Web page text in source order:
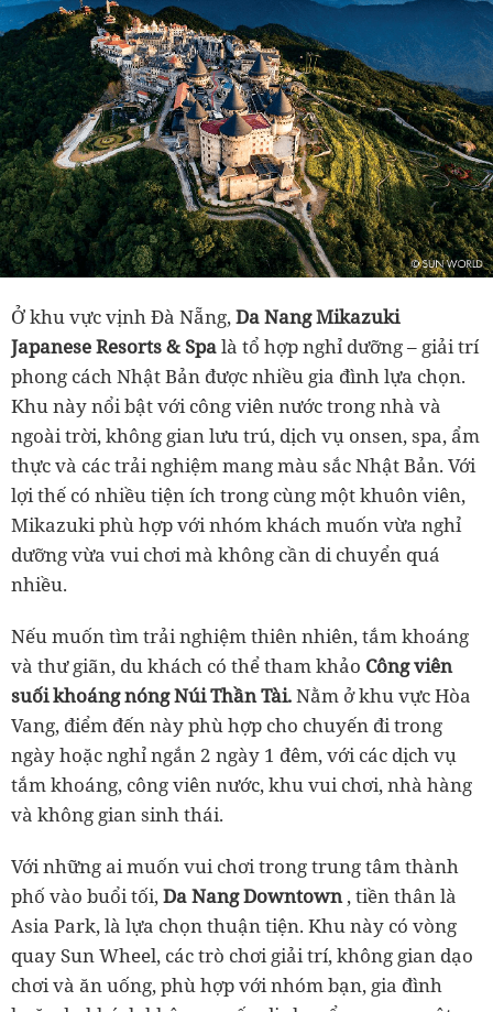
Ở khu vực vịnh Đà Nẵng,Da Nang Mikazuki
Japanese Resorts & Spalà tổ hợp nghỉ dưỡng – giải trí
phong cách Nhật Bản được nhiều gia đình lựa chọn.
Khu này nổi bật với công viên nước trong nhà và
ngoài trời, không gian lưu trú, dịch vụ onsen, spa, ẩm
thực và các trải nghiệm mang màu sắc Nhật Bản. Với
lợi thế có nhiều tiện ích trong cùng một khuôn viên,
Mikazuki phù hợp với nhóm khách muốn vừa nghỉ
dưỡng vừa vui chơi mà không cần di chuyển quá
nhiều.
Nếu muốn tìm trải nghiệm thiên nhiên, tắm khoáng
và thư giãn, du khách có thể tham khảo Công viên
suối khoáng nóng Núi Thần Tài.Nằm ở khu vực Hòa
Vang, điểm đến này phù hợp cho chuyến đi trong
ngày hoặc nghỉ ngắn 2 ngày 1 đêm, với các dịch vụ
tắm khoáng, công viên nước, khu vui chơi, nhà hàng
và không gian sinh thái.
Với những ai muốn vui chơi trong trung tâm thành
phố vào buổi tối,Da Nang Downtown, tiền thân là
Asia Park, là lựa chọn thuận tiện. Khu này có vòng
quay Sun Wheel, các trò chơi giải trí, không gian dạo
chơi và ăn uống, phù hợp với nhóm bạn, gia đình